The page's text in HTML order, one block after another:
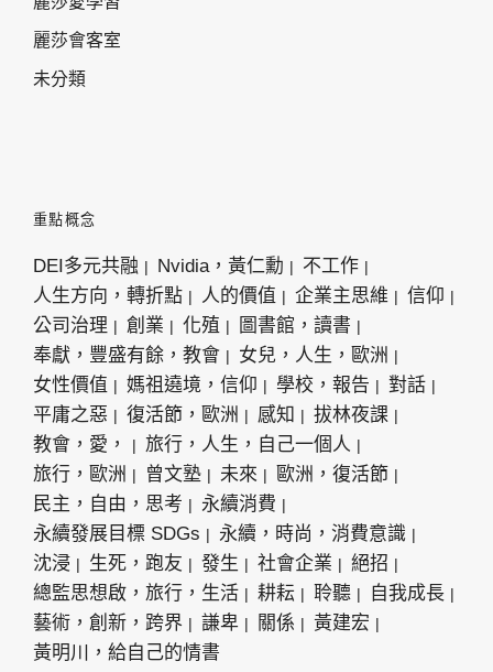
麗莎會客室
未分類
重點概念
DEI多元共融 Nvidia，黃仁勳
不工作
人生方向，轉折點
人的價值 企業主思維
信仰
公司治理
創業 化殖
圖書館，讀書
奉獻，豐盛有餘，教會
女兒，人生，歐洲
女性價值
媽祖遶境，信仰 學校，報告
對話
平庸之惡
復活節，歐洲 感知
拔林夜課
教會，愛，
旅行，人生，自己一個人
旅行，歐洲
曾文塾 未來
歐洲，復活節
民主，自由，思考
永續消費
永續發展目標 SDGs
永續，時尚，消費意識
沈浸
生死，跑友 發生 社會企業
絕招
總監思想啟，旅行，生活
耕耘 聆聽
自我成長
藝術，創新，跨界
謙卑 關係
黃建宏
黃明川，給自己的情書